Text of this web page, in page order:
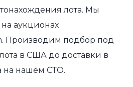
лота. Мы
аукционах
Производим подбор под
в США до доставки в
на нашем СТО.